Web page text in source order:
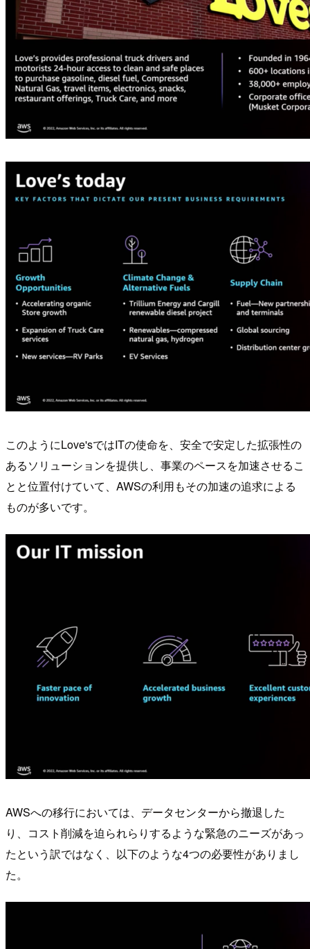
このようにLove'sではITの使命を、安全で安定した拡張性の
あるソリューションを提供し、事業のペースを加速させるこ
とと位置付けていて、AWSの利用もその加速の追求による
ものが多いです。
AWSへの移行においては、データセンターから撤退した
り、コスト削減を迫られらりするような緊急のニーズがあっ
たという訳ではなく、以下のような4つの必要性がありまし
た。